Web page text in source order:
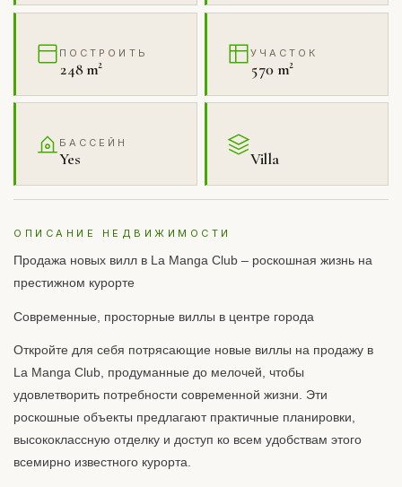
ПОСТРОИТЬ
248 m²
УЧАСТОК
570 m²
БАССЕЙН
Yes Villa
ОПИСАНИЕ НЕДВИЖИМОСТИ
Продажа новых вилл в La Manga Club – роскошная жизнь на
престижном курорте
Современные, просторные виллы в центре города
Откройте для себя потрясающие новые виллы на продажу в
La Manga Club, продуманные до мелочей, чтобы
удовлетворить потребности современной жизни. Эти
роскошные объекты предлагают практичные планировки,
высококлассную отделку и доступ ко всем удобствам этого
всемирно известного курорта.